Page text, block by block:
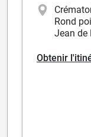
Rond
Jean de
Obtenir